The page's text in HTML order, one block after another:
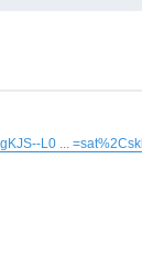
L0 ... =sat%2Cskl